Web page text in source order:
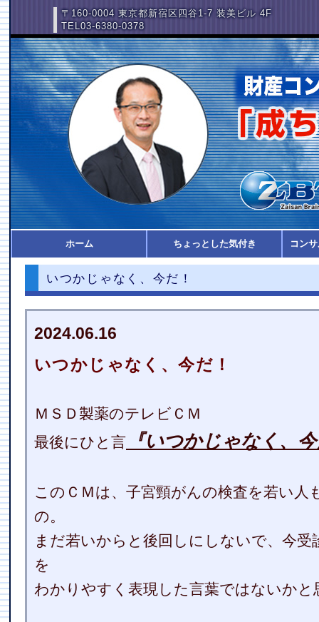
〒160-0004 東京都新宿区四谷1-7 装美ビル 4F
TEL03-6380-0378
ホーム ちょっとした気付き コン
いつかじゃなく、今だ！
2024.06.16
いつかじゃなく、今だ！
ＭＳＤ製薬のテレビＣＭ
最後にひと言
『いつかじゃなく、
このＣＭは、子宮頸がんの検査を若い人
の。
まだ若いからと後回しにしないで、今
を
わかりやすく表現した言葉ではないかと